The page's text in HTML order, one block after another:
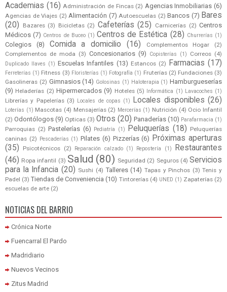
Academias (16) Administración de Fincas (2) Agencias Inmobiliarias (6)
Agencias de Viajes (2) Alimentación (7) Autoescuelas (2) Bancos (7) Bares
(20)
Bazares (3) Bicicletas (2) Cafeterías (25) Carnicerías (2) Centros
Médicos (7) Centros de Buceo (1) Centros de Estética (28) Churrerías (1)
Colegios (8) Comida a domicilio (16) Complementos Hogar
(2)
Complementos de moda (3) Concesionarios (9) Copisterías (1) Correos (4)
Duplicado llaves (1) Escuelas Infantiles (13) Estancos (2) Farmacias (17)
Ferreterías (1) Fitness (3) Floristerías (1) Fotografía (1) Fruterías (2) Fundaciones (3)
Gasolineras (2) Gimnasios (14) Golosinas (1) Haloterapia (1) Hamburgueserías
(9) Heladerías (2) Hipermercados (9) Hoteles (5) Informática (1) Lavacoches (1)
Librerías y Papelerías (3) Locales de copas (1) Locales disponibles (26)
Loterías (1) Mascotas (4) Mensajerías (2) Mercerías (1) Nutrición (4) Ocio Infantil
(2) Odontólogos (9) Opticas (3) Otros (20) Panaderías (10) Parafarmacia (1)
Parroquias (2) Pastelerías (6) Pediatría (1) Peluquerías (18) Peluquerías
caninas (2) Pescaderías (1) Pilates (6) Pizzerías (6) Próximas aperturas
(35)
Psicotécnicos (2) Reparación calzado (1) Repostería (1)
Restaurantes
(46) Ropa infantil (3) Salud (80) Seguridad (2) Seguros (4) Servicios
para la Infancia (20) Sushi (4) Talleres (14) Tapas y Pinchos (3) Tenis y
Padel (3) Tiendas de Conveniencia (10) Tintorerías (4) UNED (1) Zapaterías (2)
escuelas de arte (2)
NOTICIAS DEL BARRIO
Crónica Norte
Fuencarral El Pardo
Madridiario
Nuevos Vecinos
Zitus Madrid